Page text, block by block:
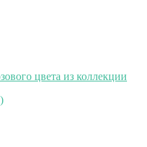
цвета из коллекции